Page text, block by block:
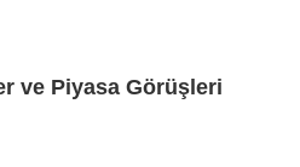
ve Piyasa Görüşleri